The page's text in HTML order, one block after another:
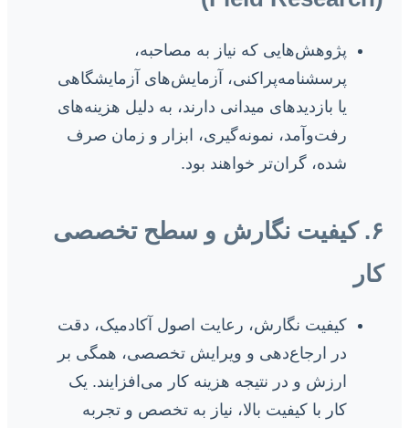
پژوهش‌هایی که نیاز به مصاحبه،
پرسشنامه‌پراکنی، آزمایش‌های آزمایشگاهی
یا بازدیدهای میدانی دارند، به دلیل هزینه‌های
رفت‌وآمد، نمونه‌گیری، ابزار و زمان صرف
شده، گران‌تر خواهند بود.
۶. کیفیت نگارش و سطح تخصصی
کار
کیفیت نگارش، رعایت اصول آکادمیک، دقت
در ارجاع‌دهی و ویرایش تخصصی، همگی بر
ارزش و در نتیجه هزینه کار می‌افزایند. یک
کار با کیفیت بالا، نیاز به تخصص و تجربه